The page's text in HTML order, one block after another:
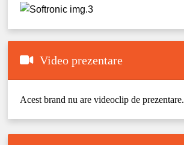
Video prezentare
Acest brand nu are videoclip de prezentare.